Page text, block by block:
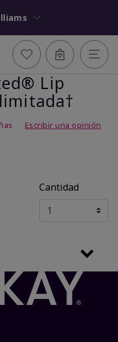
Williams
Lip
Escribir una opinión
Cantidad